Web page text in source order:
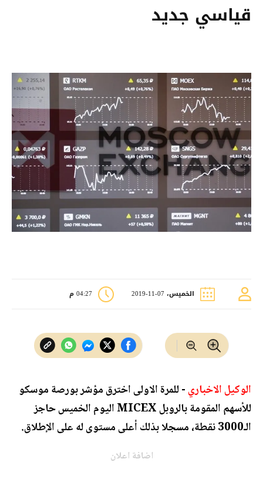
قياسي جديد
الخميس، 07-11-2019 04:27 م
الوكيل الاخباري- للمرة الاولى اخترق مؤشر بورصة موسكو
للأسهم المقومة بالروبل MICEX اليوم الخميس حاجز
الـ3000 نقطة، مسجلا بذلك أعلى مستوى له على الإطلاق.
اضافة اعلان